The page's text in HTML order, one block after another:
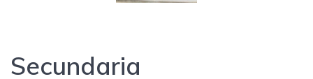
Secundaria